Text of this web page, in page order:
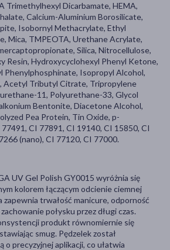
Trimethylhexyl Dicarbamate, HEMA,
Calcium-Aluminium Borosilicate,
Isobornyl Methacrylate, Ethyl
Mica, TMPEOTA, Urethane Acrylate,
Silica, Nitrocellulose,
Resin, Hydroxycyclohexyl Phenyl Ketone,
Phenylphosphinate, Isopropyl Alcohol,
Acetyl Tributyl Citrate, Tripropylene
11, Polyurethane-33, Glycol
Bentonite, Diacetone Alcohol,
Pea Protein, Tin Oxide, p-
CI 77891, CI 19140, CI 15850, CI
(nano), CI 77120, CI 77000.
UV Gel Polish GY0015 wyróżnia się
kolorem łączącym odcienie ciemnej
zapewnia trwałość manicure, odporność
połysku przez długi czas.
produkt równomiernie się
smug. Pędzelek został
o precyzyjnej aplikacji, co ułatwia